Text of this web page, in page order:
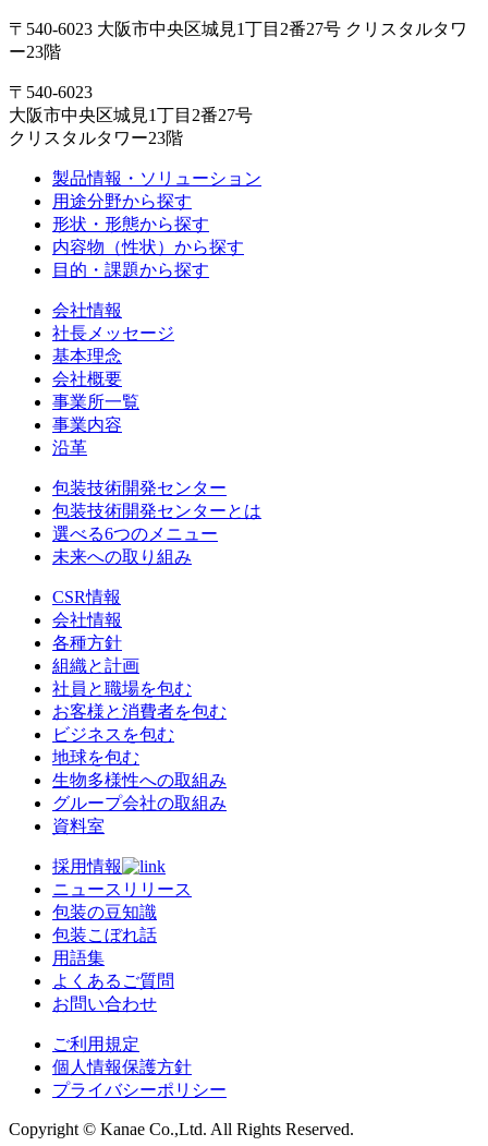
〒540-6023 大阪市中央区城見1丁目2番27号 クリスタルタワ
ー23階
〒540-6023
大阪市中央区城見1丁目2番27号
クリスタルタワー23階
製品情報・ソリューション
用途分野から探す
形状・形態から探す
内容物（性状）から探す
目的・課題から探す
会社情報
社長メッセージ
基本理念
会社概要
事業所一覧
事業内容
沿革
包装技術開発センター
包装技術開発センターとは
選べる6つのメニュー
未来への取り組み
CSR情報
会社情報
各種方針
組織と計画
社員と職場を包む
お客様と消費者を包む
ビジネスを包む
地球を包む
生物多様性への取組み
グループ会社の取組み
資料室
採用情報
ニュースリリース
包装の豆知識
包装こぼれ話
用語集
よくあるご質問
お問い合わせ
ご利用規定
個人情報保護方針
プライバシーポリシー
Copyright © Kanae Co.,Ltd. All Rights Reserved.